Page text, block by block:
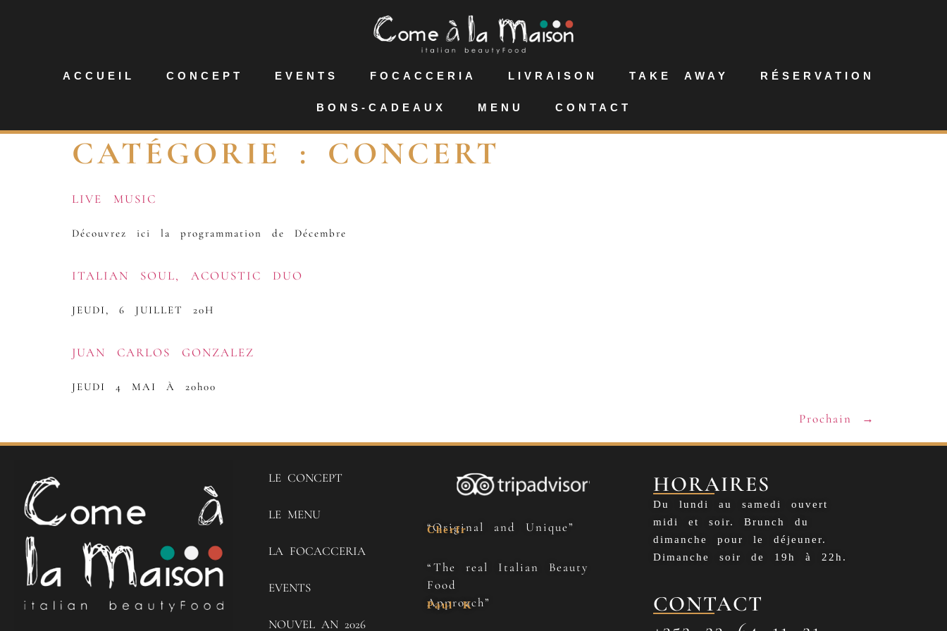
ACCUEIL CONCEPT EVENTS FOCACCERIA LIVRAISON TAKE AWAY RÉSERVATION
BONS-CADEAUX MENU CONTACT
CATÉGORIE : CONCERT
LIVE MUSIC
Découvrez ici la programmation de Décembre
ITALIAN SOUL, ACOUSTIC DUO
JEUDI, 6 JUILLET 20H
JUAN CARLOS GONZALEZ
JEUDI 4 MAI À 20h00
Prochain →
LE CONCEPT
LE MENU
LA FOCACCERIA
EVENTS
NOUVEL AN 2026
“Original and Unique”
Cherfr
“The real Italian Beauty
Food
Approach”
Paul K
HORAIRES
Du lundi au samedi ouvert
midi et soir. Brunch du
dimanche pour le déjeuner.
Dimanche soir de 19h à 22h.
CONTACT